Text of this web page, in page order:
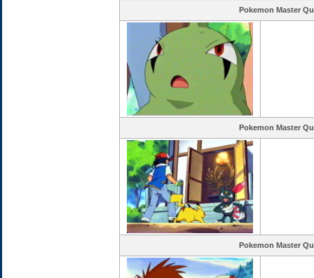
Pokemon Master
Pokemon Master
Pokemon Master